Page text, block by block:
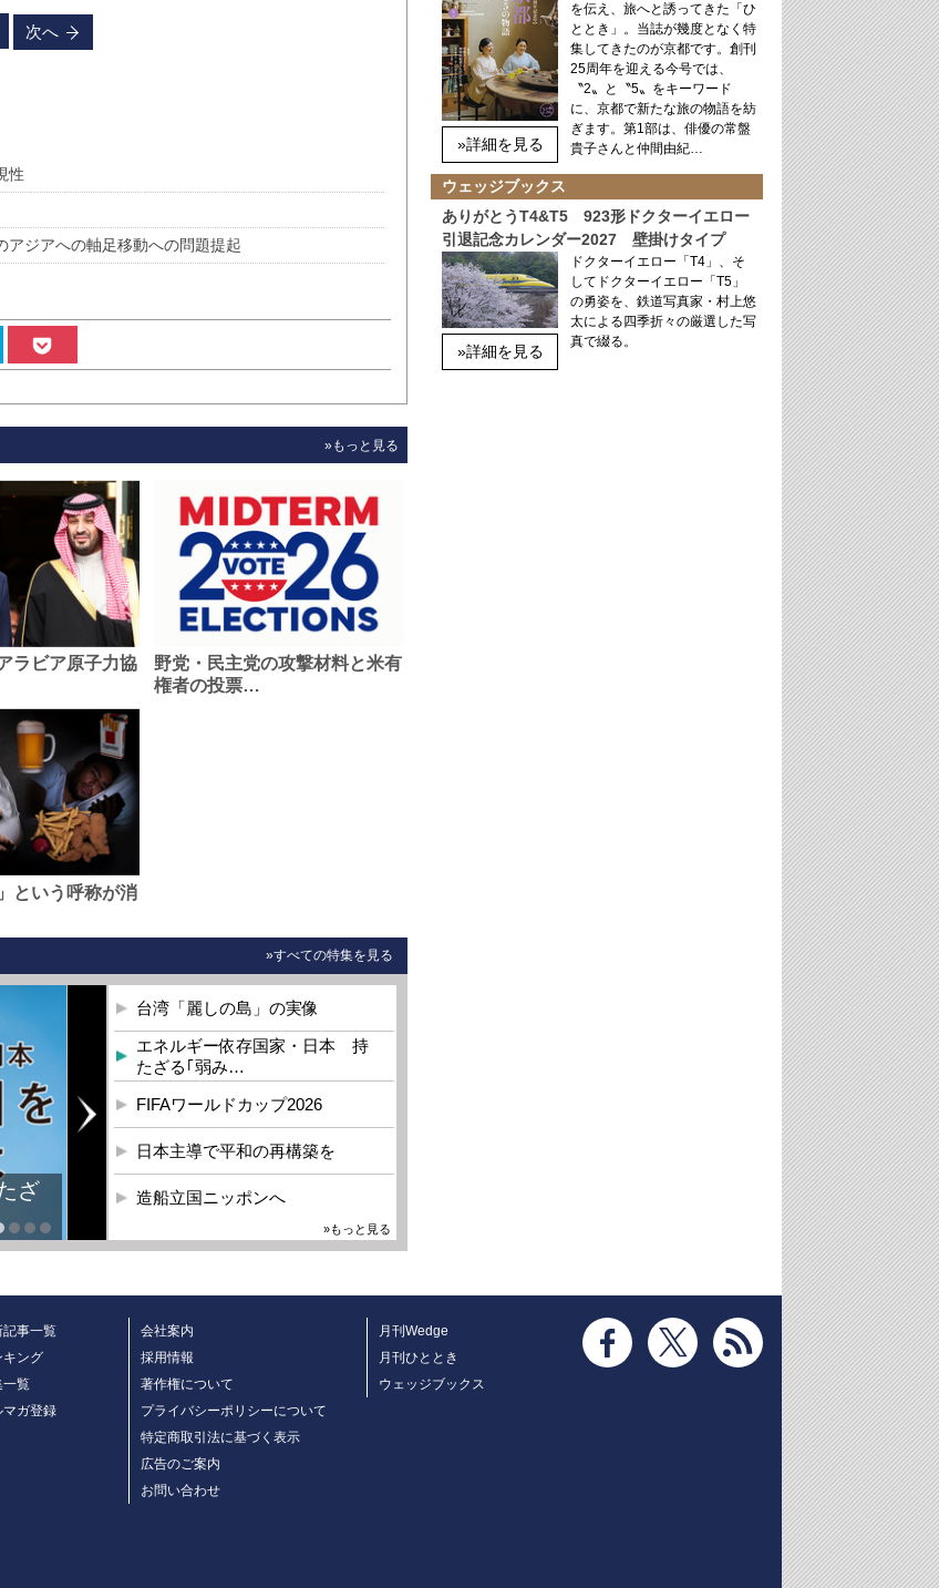
次へ
性
アジアへの軸足移動への問題提起
»もっと見る
ラビア原子力協
野党・民主党の攻撃材料と米有
権者の投票…
という呼称が消
»すべての特集を見る
ざ
台湾「麗しの島」の実像
エネルギー依存国家・日本 持
たざる｢弱み…
FIFAワールドカップ2026
日本主導で平和の再構築を
造船立国ニッポンへ
»もっと見る
»詳細を見る
を伝え、旅へと誘ってきた「ひ
ととき」。当誌が幾度となく特
集してきたのが京都です。創刊
25周年を迎える今号では、
〝2〟と〝5〟をキーワード
に、京都で新たな旅の物語を紡
ぎます。第1部は、俳優の常盤
貴子さんと仲間由紀…
ウェッジブックス
ありがとうT4&T5 923形ドクターイエロー
引退記念カレンダー2027 壁掛けタイプ
»詳細を見る
ドクターイエロー「T4」、そ
してドクターイエロー「T5」
の勇姿を、鉄道写真家・村上悠
太による四季折々の厳選した写
真で綴る。
記事一覧
キング
一覧
マガ登録
会社案内
採用情報
著作権について
プライバシーポリシーについて
特定商取引法に基づく表示
広告のご案内
お問い合わせ
月刊Wedge
月刊ひととき
ウェッジブックス